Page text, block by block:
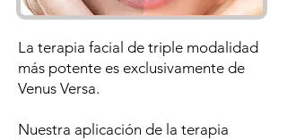
La terapia facial de triple modalidad
más potente es exclusivamente de
Venus Versa.
Nuestra aplicación de la terapia